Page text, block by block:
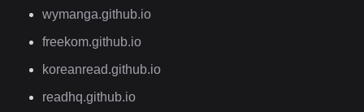
wymanga.github.io
freekom.github.io
koreanread.github.io
readhq.github.io